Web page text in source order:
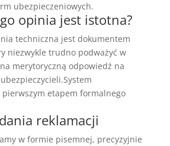
ubezpieczeniowych.
opinia jest istotna?
techniczna jest dokumentem
niezwykle trudno podważyć w
merytoryczną odpowiedź na
etapem formalnego
reklamacji
w formie pisemnej, precyzyjnie